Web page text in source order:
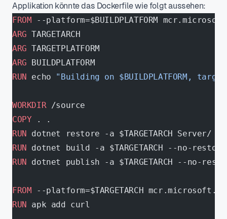
Applikation könnte das Dockerfile wie folgt aussehen:
FROM --platform=$BUILDPLATFORM
ARG TARGETARCH
ARG TARGETPLATFORM
ARG BUILDPLATFORM
RUN echo "Building on $BUILDPLATFORM,
WORKDIR /source
COPY . .
RUN dotnet restore -a $TARGETARCH Server/
RUN dotnet build -a $TARGETARCH --no-
RUN dotnet publish -a $TARGETARCH --no-
FROM --platform=$TARGETARCH
RUN apk add curl